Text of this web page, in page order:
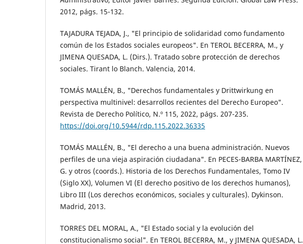
2012, págs. 15-132.
TAJADURA TEJADA, J., "El principio de solidaridad como fundamento
común de los Estados sociales europeos". En TEROL BECERRA, M., y
JIMENA QUESADA, L. (Dirs.). Tratado sobre protección de derechos
sociales. Tirant lo Blanch. Valencia, 2014.
TOMÁS MALLÉN, B., "Derechos fundamentales y Drittwirkung en
perspectiva multinivel: desarrollos recientes del Derecho Europeo".
Revista de Derecho Político, N.º 115, 2022, págs. 207-235.
https://doi.org/10.5944/rdp.115.2022.36335
TOMÁS MALLÉN, B., "El derecho a una buena administración. Nuevos
perfiles de una vieja aspiración ciudadana". En PECES-BARBA MARTÍNEZ,
G. y otros (coords.). Historia de los Derechos Fundamentales, Tomo IV
(Siglo XX), Volumen VI (El derecho positivo de los derechos humanos),
Libro III (Los derechos económicos, sociales y culturales). Dykinson.
Madrid, 2013.
TORRES DEL MORAL, A., "El Estado social y la evolución del
constitucionalismo social". En TEROL BECERRA, M., y JIMENA QUESADA, L.